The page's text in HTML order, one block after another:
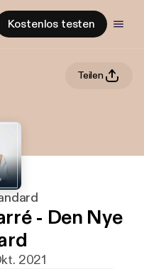
Kostenlos testen
Teilen
- Den Nye
2021